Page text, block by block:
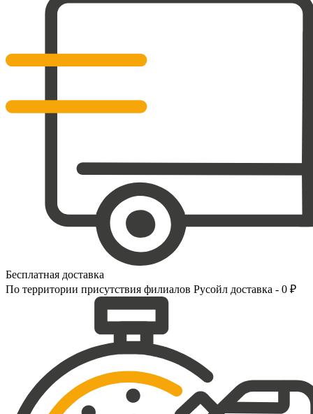
Бесплатная доставка
По территории присутствия филиалов Русойл доставка - 0 ₽